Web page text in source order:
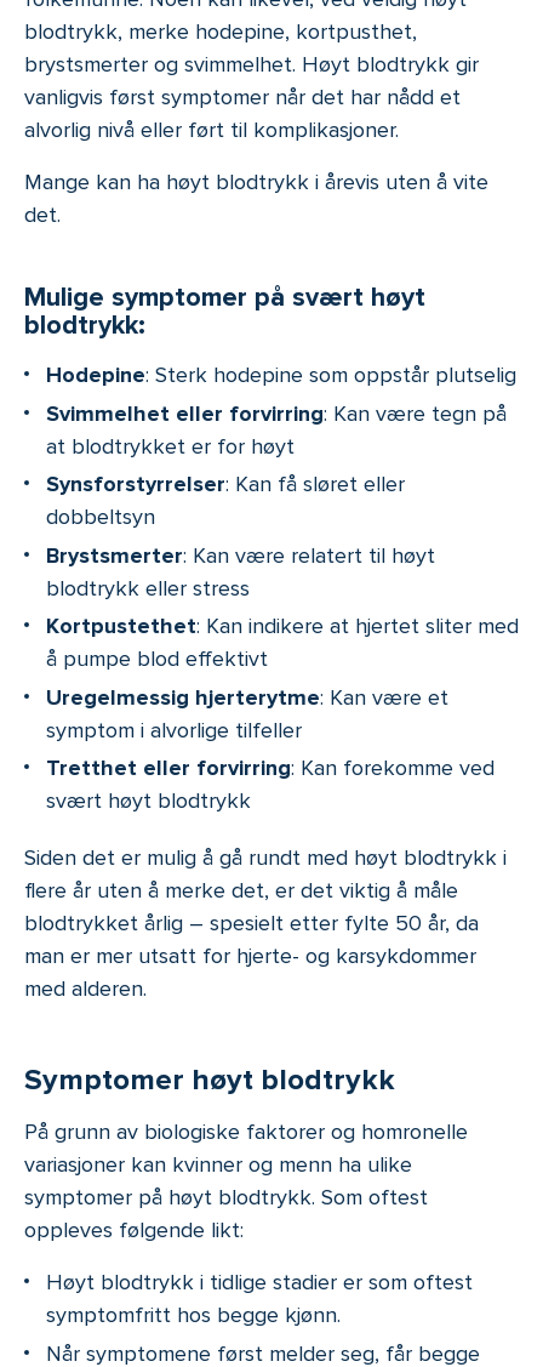
blodtrykk, merke hodepine, kortpusthet,
brystsmerter og svimmelhet. Høyt blodtrykk gir
vanligvis først symptomer når det har nådd et
alvorlig nivå eller ført til komplikasjoner.
Mange kan ha høyt blodtrykk i årevis uten å vite
det.
Mulige symptomer på svært høyt
blodtrykk:
Hodepine: Sterk hodepine som oppstår plutselig
Svimmelhet eller forvirring: Kan være tegn på
at blodtrykket er for høyt
Synsforstyrrelser: Kan få sløret eller
dobbeltsyn
Brystsmerter: Kan være relatert til høyt
blodtrykk eller stress
Kortpustethet: Kan indikere at hjertet sliter med
å pumpe blod effektivt
Uregelmessig hjerterytme: Kan være et
symptom i alvorlige tilfeller
Tretthet eller forvirring: Kan forekomme ved
svært høyt blodtrykk
Siden det er mulig å gå rundt med høyt blodtrykk i
flere år uten å merke det, er det viktig å måle
blodtrykket årlig – spesielt etter fylte 50 år, da
man er mer utsatt for hjerte- og karsykdommer
med alderen.
Symptomer høyt blodtrykk
På grunn av biologiske faktorer og homronelle
variasjoner kan kvinner og menn ha ulike
symptomer på høyt blodtrykk. Som oftest
oppleves følgende likt:
Høyt blodtrykk i tidlige stadier er som oftest
symptomfritt hos begge kjønn.
Når symptomene først melder seg, får begge